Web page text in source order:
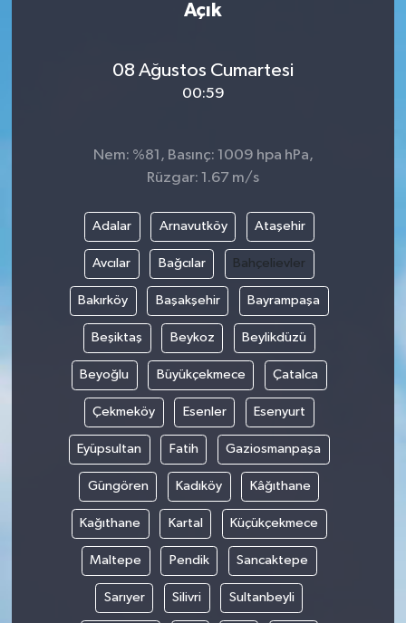
Açık
08 Ağustos Cumartesi
00:59
Nem: %81, Basınç: 1009 hpa hPa,
Rüzgar: 1.67 m/s
Adalar Arnavutköy Ataşehir
Avcılar Bağcılar Bahçelievler
Bakırköy Başakşehir Bayrampaşa
Beşiktaş Beykoz Beylikdüzü
Beyoğlu Büyükçekmece Çatalca
Çekmeköy Esenler Esenyurt
Eyüpsultan Fatih Gaziosmanpaşa
Güngören Kadıköy Kâğıthane
Kağıthane Kartal Küçükçekmece
Maltepe Pendik Sancaktepe
Sarıyer Silivri Sultanbeyli